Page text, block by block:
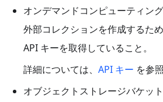
オンデマンドコンピューティン
外部コレクションを作成するた
API キーを取得していること。
詳細については、 API キー を参
オブジェクトストレージバケッ